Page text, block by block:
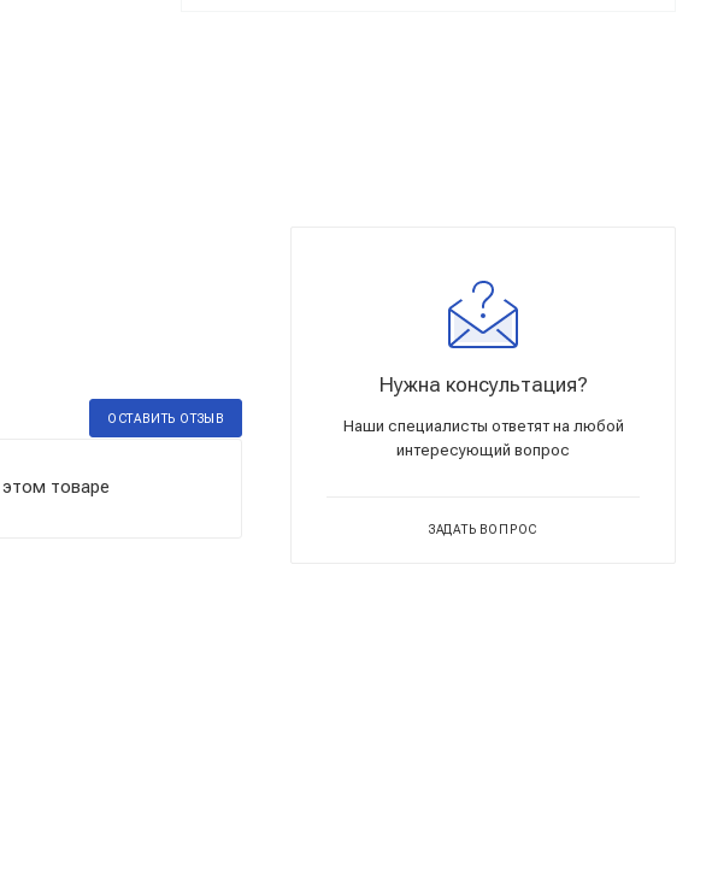
ОСТАВИТЬ ОТЗЫВ
товаре
Нужна консультация?
Наши специалисты ответят на любой
интересующий вопрос
ЗАДАТЬ ВОПРОС